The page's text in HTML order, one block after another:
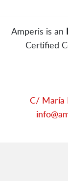
Amperis is an
Certified
C/ María